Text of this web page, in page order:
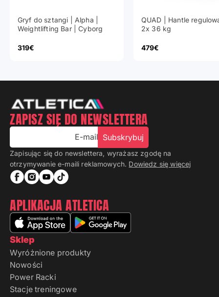
Gryf do sztangi | Alpha |
Weightlifting Bar | Cyborg
Cena promocyjna
319€
QUAD | Hantle
2x 36 kg
Cena promocyjna
479€
Sklep
Wyróżnione produkty
Nowości
Power Racki
Stacje treningowe
ZAPISZ SIĘ DO NEWSLETTERA
E-mail Subskrybuj
Zapisując się do newslettera, wyrażasz zgodę na
otrzymywanie e-maili reklamowych. Dowiedz się więcej
APLIKACJA ATLETICA